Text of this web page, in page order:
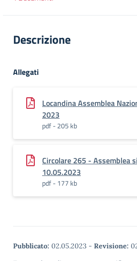
Descrizione
Allegati
Locandina Assemblea
2023
pdf - 205 kb
Circolare 265 - Assemblea
10.05.2023
pdf - 177 kb
Pubblicato: 02.05.2023 - Revisione: